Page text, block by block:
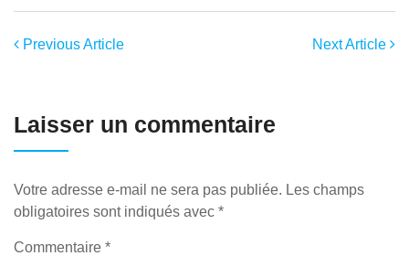
Previous Article Next Article
Laisser un commentaire
Votre adresse e-mail ne sera pas publiée. Les champs
obligatoires sont indiqués avec *
Commentaire *